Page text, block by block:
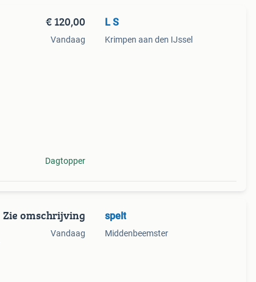
€ 120,00
Vandaag
Dagtopper
L S
Krimpen aan den IJssel
Zie omschrijving
Vandaag
spelt
Middenbeemster